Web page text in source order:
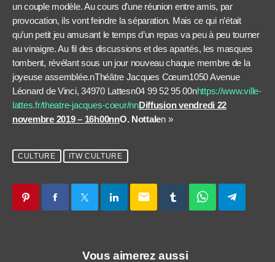
un couple modèle. Au cours d’une réunion entre amis, par
provocation, ils vont feindre la séparation. Mais ce qui n’était
qu’un petit jeu amusant le temps d’un repas va peu à peu tourner
au vinaigre. Au fil des discussions et des apartés, les masques
tombent, révélant sous un jour nouveau chaque membre de la
joyeuse assemblée.nThéâtre Jacques Cœurn1050 Avenue
Léonard de Vinci, 34970 Lattesn04 99 52 95 00nhttps://www.ville-
lattes.fr/theatre-jacques-coeur/nnDiffusion vendredi 22
novembre 2019 – 16h00nnO. Nottalen »
CULTURE ITW CULTURE
email
Vous aimerez aussi